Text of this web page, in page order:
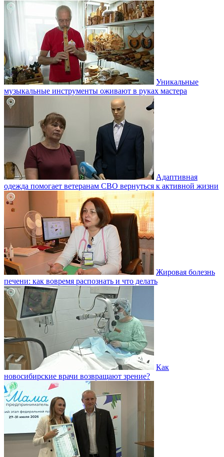
Уникальные
музыкальные инструменты оживают в руках мастера
Адаптивная
одежда помогает ветеранам СВО вернуться к активной жизни
Жировая болезнь
печени: как вовремя распознать и что делать
Как
новосибирские врачи возвращают зрение?